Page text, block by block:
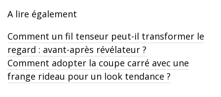
A lire également
Comment un fil tenseur peut-il transformer le
regard : avant-après révélateur ?
Comment adopter la coupe carré avec une
frange rideau pour un look tendance ?